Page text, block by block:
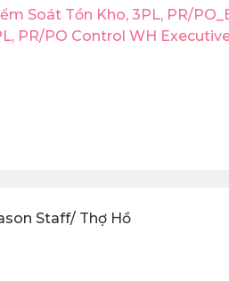
Soát Tồn Kho, 3PL, PR/
PR/PO Control WH
Staff/ Thợ Hồ